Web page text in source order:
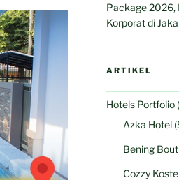
Package 2026,
Korporat di
ARTIKEL
Hotels Portfolio
Azka Hotel
Bening
Cozzy